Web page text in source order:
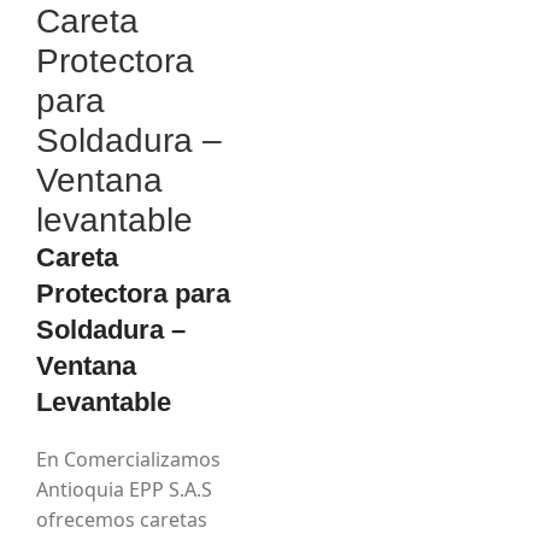
Careta
Protectora
para
Soldadura –
Ventana
levantable
Careta
Protectora para
Soldadura –
Ventana
Levantable
En Comercializamos
Antioquia EPP S.A.S
ofrecemos caretas